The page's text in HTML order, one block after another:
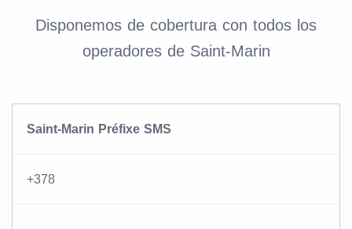
Disponemos de cobertura con todos los
operadores de Saint-Marin
Saint-Marin Préfixe SMS
+378